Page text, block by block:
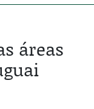
áreas